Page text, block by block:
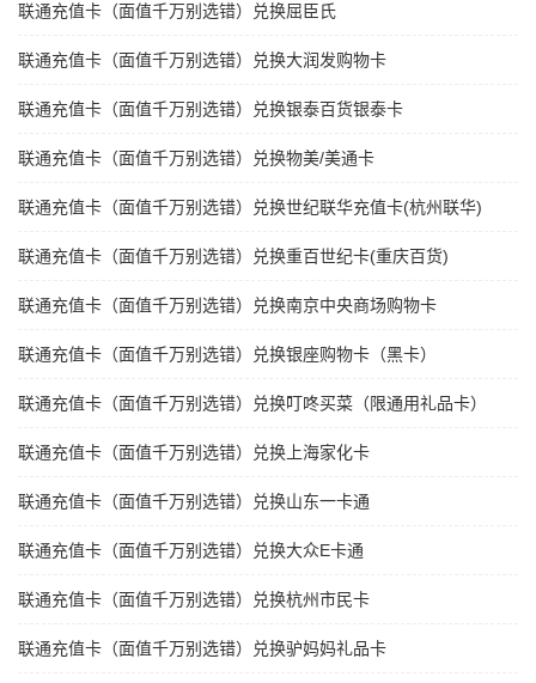
联通充值卡（面值千万别选错）兑换屈臣氏
联通充值卡（面值千万别选错）兑换大润发购物卡
联通充值卡（面值千万别选错）兑换银泰百货银泰卡
联通充值卡（面值千万别选错）兑换物美/美通卡
联通充值卡（面值千万别选错）兑换世纪联华充值卡(杭州联华)
联通充值卡（面值千万别选错）兑换重百世纪卡(重庆百货)
联通充值卡（面值千万别选错）兑换南京中央商场购物卡
联通充值卡（面值千万别选错）兑换银座购物卡（黑卡）
联通充值卡（面值千万别选错）兑换叮咚买菜（限通用礼品卡）
联通充值卡（面值千万别选错）兑换上海家化卡
联通充值卡（面值千万别选错）兑换山东一卡通
联通充值卡（面值千万别选错）兑换大众E卡通
联通充值卡（面值千万别选错）兑换杭州市民卡
联通充值卡（面值千万别选错）兑换驴妈妈礼品卡